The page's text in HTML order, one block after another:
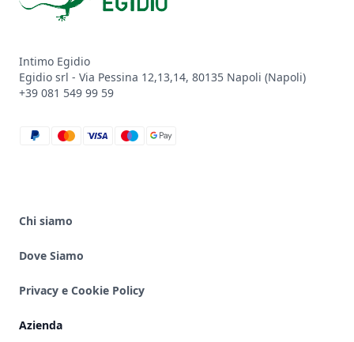
Intimo Egidio
Egidio srl - Via Pessina 12,13,14, 80135 Napoli (Napoli)
+39 081 549 99 59
paypal
mastercard
visa
maestro
google_pay
Chi siamo
Dove Siamo
Privacy e Cookie Policy
Azienda